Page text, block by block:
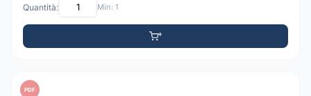
Quantità: Min: 1
PDF